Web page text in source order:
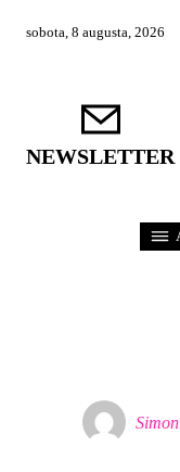
sobota, 8 augusta, 2026
NEWSLETTER